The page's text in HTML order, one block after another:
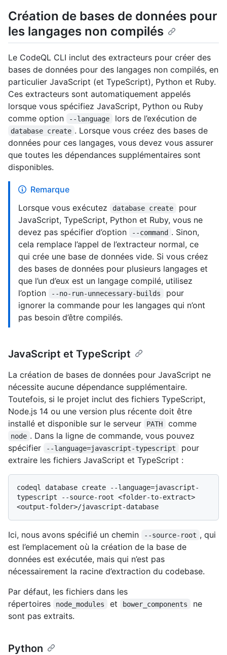
Création de bases de données pour
les langages non compilés
Le CodeQL CLI inclut des extracteurs pour créer des
bases de données pour des langages non compilés, en
particulier JavaScript (et TypeScript), Python et Ruby.
Ces extracteurs sont automatiquement appelés
lorsque vous spécifiez JavaScript, Python ou Ruby
comme option
--language lors de l’exécution de
database create . Lorsque vous créez des bases de
données pour ces langages, vous devez vous assurer
que toutes les dépendances supplémentaires sont
disponibles.
Remarque
Lorsque vous exécutez
database create
pour
JavaScript, TypeScript, Python et Ruby, vous ne
devez pas spécifier d’option
--command . Sinon,
cela remplace l’appel de l’extracteur normal, ce
qui crée une base de données vide. Si vous créez
des bases de données pour plusieurs langages et
que l’un d’eux est un langage compilé, utilisez
l’option
--no-run-unnecessary-builds
pour
ignorer la commande pour les langages qui n’ont
pas besoin d’être compilés.
JavaScript et TypeScript
La création de bases de données pour JavaScript ne
nécessite aucune dépendance supplémentaire.
Toutefois, si le projet inclut des fichiers TypeScript,
Node.js 14 ou une version plus récente doit être
installé et disponible sur le serveur
PATH comme
node . Dans la ligne de commande, vous pouvez
spécifier
--language=javascript-typescript
pour
extraire les fichiers JavaScript et TypeScript :
codeql database create --language=javascript-
typescript --source-root <folder-to-extract>
Ici, nous avons spécifié un chemin --source-root , qui
est l’emplacement où la création de la base de
données est exécutée, mais qui n’est pas
nécessairement la racine d’extraction du codebase.
Par défaut, les fichiers dans les
répertoires
node_modules et bower_components
ne
sont pas extraits.
Python